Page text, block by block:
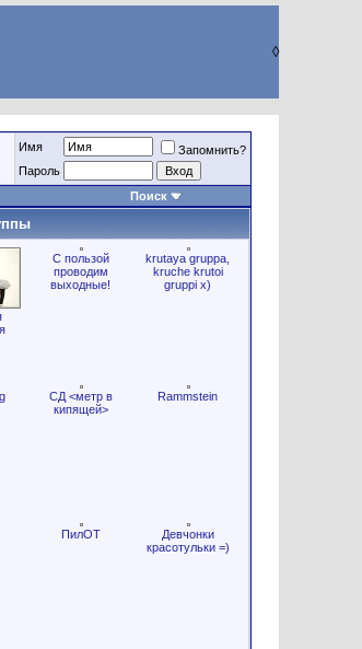
◊
Имя
Запомнить?
Пароль
Поиск
С пользой
проводим
выходные!
krutaya gruppa,
kruche krutoi
gruppi x)
СД <метр в
кипящей>
Rammstein
ПилОТ
Девчонки
красотульки =)